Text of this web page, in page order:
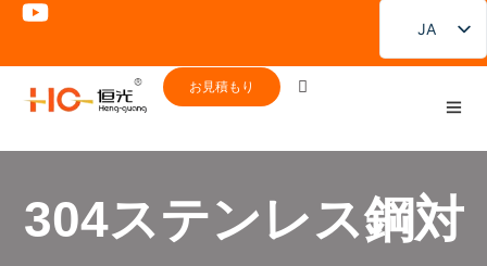
JA
EN
ES
RU
お見積もり
304ステンレス鋼対